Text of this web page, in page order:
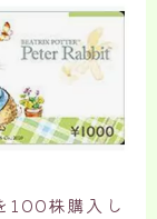
100株購入し